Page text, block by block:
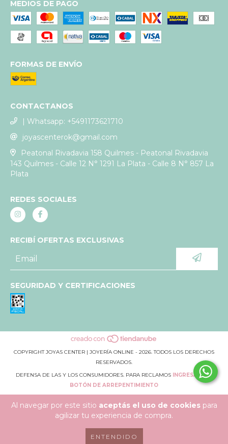
Al navegar por este sitio aceptás el uso de cookiespara
agilizar tu experiencia de compra.
ENTENDIDO
MEDIOS DE PAGO
FORMAS DE ENVÍO
CONTACTANOS
| Whatsapp: +5491173621710
joyascenterok@gmail.com
Peatonal Rivadavia 158 Quilmes - Peatonal Rivadavia
143 Quilmes - Calle 12 N° 1291 La Plata - Calle 8 N° 857 La
Plata
REDES SOCIALES
RECIBÍ OFERTAS EXCLUSIVAS
SEGURIDAD Y CERTIFICACIONES
COPYRIGHT JOYAS CENTER | JOYERÍA ONLINE - 2026. TODOS LOS DERECHOS
RESERVADOS.
DEFENSA DE LAS Y LOS CONSUMIDORES. PARA RECLAMOS INGRESÁ ACÁ.
BOTÓN DE ARREPENTIMIENTO